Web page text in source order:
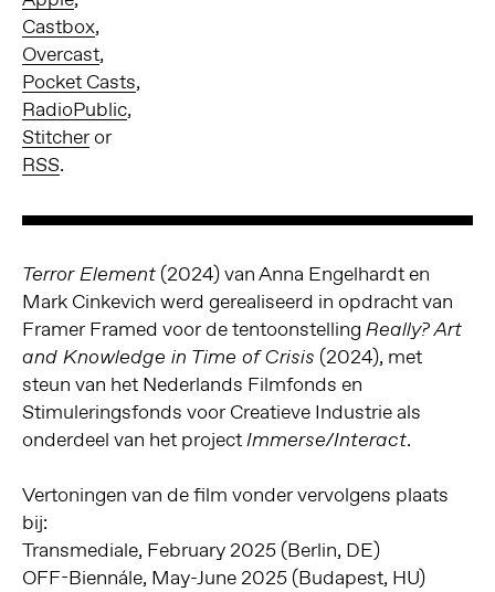
Castbox,
Overcast,
Pocket Casts,
RadioPublic,
Stitcheror
RSS.
Terror Element(2024) van Anna Engelhardt en
Mark Cinkevich werd gerealiseerd in opdracht van
Framer Framed voor de tentoonstelling Really? Art
and Knowledge in Time of Crisis (2024), met
steun van het Nederlands Filmfonds en
Stimuleringsfonds voor Creatieve Industrie als
onderdeel van het projectImmerse/Interact.
Vertoningen van de film vonder vervolgens plaats
bij:
Transmediale, February 2025 (Berlin, DE)
OFF-Biennále, May-June 2025 (Budapest, HU)